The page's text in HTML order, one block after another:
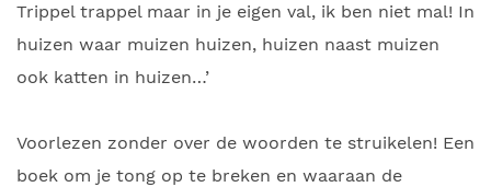
Trippel trappel maar in je eigen val, ik ben niet mal! In
huizen waar muizen huizen, huizen naast muizen
ook katten in huizen…’
Voorlezen zonder over de woorden te struikelen! Een
boek om je tong op te breken en waaraan de